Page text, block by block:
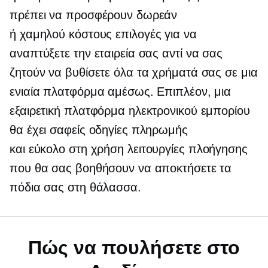
πρέπει να προσφέρουν δωρεάν
ή χαμηλού κόστους επιλογές για να
αναπτύξετε την εταιρεία σας αντί να σας
ζητούν να βυθίσετε όλα τα χρήματά σας σε μια
ενιαία πλατφόρμα αμέσως. Επιπλέον, μια
εξαιρετική πλατφόρμα ηλεκτρονικού εμπορίου
θα έχει σαφείς οδηγίες πληρωμής
και εύκολο στη χρήση λειτουργίες πλοήγησης
που θα σας βοηθήσουν να αποκτήσετε τα
πόδια σας στη θάλασσα.
Πώς να πουλήσετε στο